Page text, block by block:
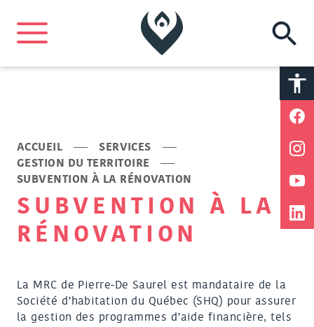
A
ACCUEIL
SERVICES
GESTION DU TERRITOIRE
SUBVENTION À LA RÉNOVATION
SUBVENTION À LA
RÉNOVATION
La MRC de Pierre-De Saurel est mandataire de la
Société d’habitation du Québec (SHQ) pour assurer
la gestion des programmes d’aide financière, tels